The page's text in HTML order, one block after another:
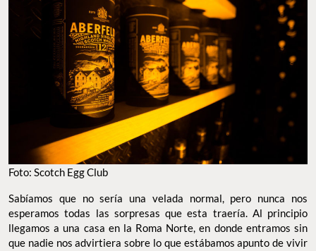
Foto: Scotch Egg Club
Sabíamos que no sería una velada normal, pero nunca nos
esperamos todas las sorpresas que esta traería. Al principio
llegamos a una casa en la Roma Norte, en donde entramos sin
que nadie nos advirtiera sobre lo que estábamos apunto de vivir